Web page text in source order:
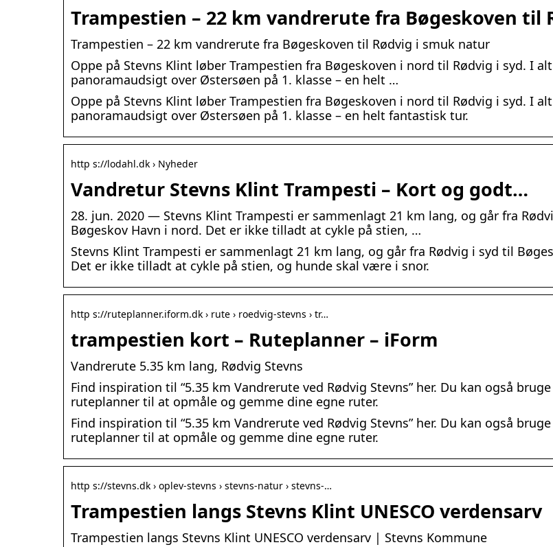
Trampestien – 22 km vandrerute fra Bøgeskoven til
Trampestien – 22 km vandrerute fra Bøgeskoven til Rødvig i smuk natur
Oppe på Stevns Klint løber Trampestien fra Bøgeskoven i nord til Rødvig i syd. I
panoramaudsigt over Østersøen på 1. klasse – en helt …
Oppe på Stevns Klint løber Trampestien fra Bøgeskoven i nord til Rødvig i syd. I
panoramaudsigt over Østersøen på 1. klasse – en helt fantastisk tur.
http s://lodahl.dk › Nyheder
Vandretur Stevns Klint Trampesti – Kort og godt…
28. jun. 2020 — Stevns Klint Trampesti er sammenlagt 21 km lang, og går fra
Bøgeskov Havn i nord. Det er ikke tilladt at cykle på stien, …
Stevns Klint Trampesti er sammenlagt 21 km lang, og går fra Rødvig i syd til
Det er ikke tilladt at cykle på stien, og hunde skal være i snor.
http s://ruteplanner.iform.dk › rute › roedvig-stevns › tr…
trampestien kort – Ruteplanner – iForm
Vandrerute 5.35 km lang, Rødvig Stevns
Find inspiration til “5.35 km Vandrerute ved Rødvig Stevns” her. Du kan også
ruteplanner til at opmåle og gemme dine egne ruter.
Find inspiration til “5.35 km Vandrerute ved Rødvig Stevns” her. Du kan også
ruteplanner til at opmåle og gemme dine egne ruter.
http s://stevns.dk › oplev-stevns › stevns-natur › stevns-…
Trampestien langs Stevns Klint UNESCO verdensarv
Trampestien langs Stevns Klint UNESCO verdensarv | Stevns Kommune